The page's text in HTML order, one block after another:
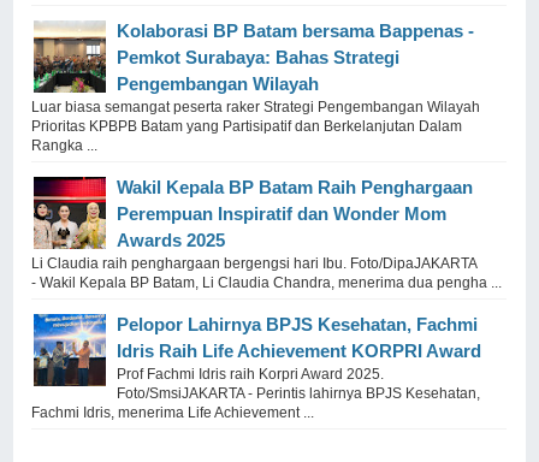
Kolaborasi BP Batam bersama Bappenas -
Pemkot Surabaya: Bahas Strategi
Pengembangan Wilayah
Luar biasa semangat peserta raker Strategi Pengembangan Wilayah
Prioritas KPBPB Batam yang Partisipatif dan Berkelanjutan Dalam
Rangka ...
Wakil Kepala BP Batam Raih Penghargaan
Perempuan Inspiratif dan Wonder Mom
Awards 2025
Li Claudia raih penghargaan bergengsi hari Ibu. Foto/DipaJAKARTA
- Wakil Kepala BP Batam, Li Claudia Chandra, menerima dua pengha ...
Pelopor Lahirnya BPJS Kesehatan, Fachmi
Idris Raih Life Achievement KORPRI Award
Prof Fachmi Idris raih Korpri Award 2025.
Foto/SmsiJAKARTA - Perintis lahirnya BPJS Kesehatan,
Fachmi Idris, menerima Life Achievement ...